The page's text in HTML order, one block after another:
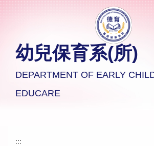
幼兒保育系(所)
DEPARTMENT OF EARLY
EDUCARE
:::